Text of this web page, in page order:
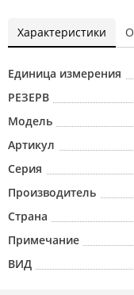
Характеристики
Единица измерения
РЕЗЕРВ
Модель
Артикул
Серия
Производитель
Страна
Примечание
ВИД